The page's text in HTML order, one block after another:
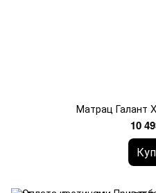
Матрац Галант
10